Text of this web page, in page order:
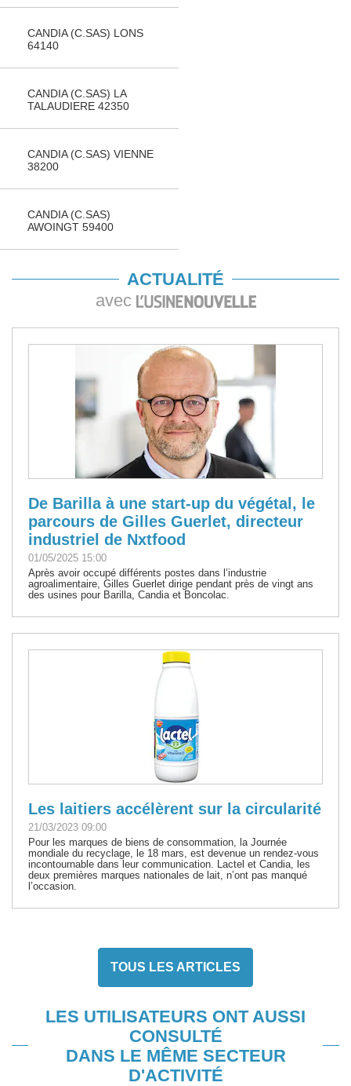
CANDIA (C.SAS) LONS
64140
CANDIA (C.SAS) LA
TALAUDIERE 42350
CANDIA (C.SAS) VIENNE
38200
CANDIA (C.SAS)
AWOINGT 59400
ACTUALITÉ
avec
De Barilla à une start-up du végétal, le
parcours de Gilles Guerlet, directeur
industriel de Nxtfood
01/05/2025 15:00
Après avoir occupé différents postes dans l’industrie
agroalimentaire, Gilles Guerlet dirige pendant près de vingt ans
des usines pour Barilla, Candia et Boncolac.
Les laitiers accélèrent sur la circularité
21/03/2023 09:00
Pour les marques de biens de consommation, la Journée
mondiale du recyclage, le 18 mars, est devenue un rendez-vous
incontournable dans leur communication. Lactel et Candia, les
deux premières marques nationales de lait, n’ont pas manqué
l’occasion.
TOUS LES ARTICLES
LES UTILISATEURS ONT AUSSI
CONSULTÉ
DANS LE MÊME SECTEUR
D'ACTIVITÉ